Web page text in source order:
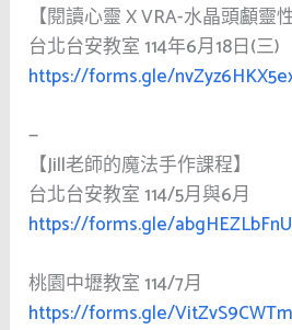
【閱讀心靈 X VRA-水晶頭顱靈
台北台安教室 114年6月18日(三)
https://forms.gle/
—
【Jill老師的魔法手作課程】
台北台安教室 114/5月與6月
https://forms.gle/
桃園中壢教室 114/7月
https://forms.gle/